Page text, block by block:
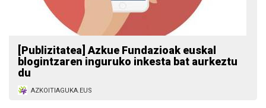
[Publizitatea] Azkue Fundazioak euskal
blogintzaren inguruko inkesta bat aurkeztu
du
AZKOITIAGUKA.EUS